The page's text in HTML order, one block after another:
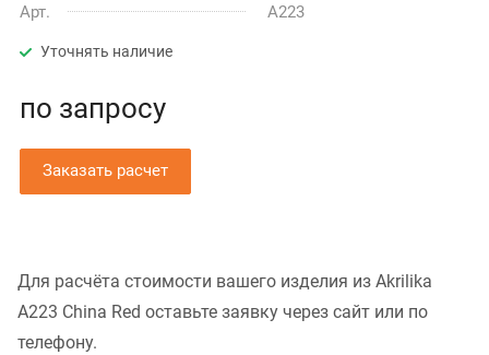
Арт.
A223
Уточнять наличие
по запросу
Заказать расчет
Для расчёта стоимости вашего изделия из Akrilika
A223 China Red оставьте заявку через сайт или по
телефону.